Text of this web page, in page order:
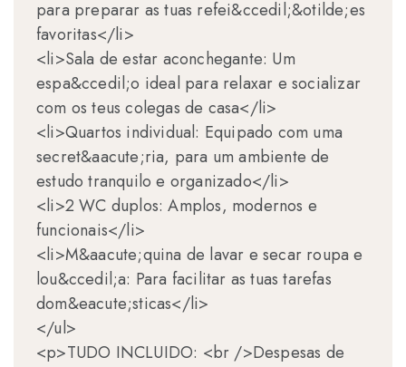
para preparar as tuas refei&ccedil;&otilde;es
favoritas</li>
<li>Sala de estar aconchegante: Um
espa&ccedil;o ideal para relaxar e socializar
com os teus colegas de casa</li>
<li>Quartos individual: Equipado com uma
secret&aacute;ria, para um ambiente de
estudo tranquilo e organizado</li>
<li>2 WC duplos: Amplos, modernos e
funcionais</li>
<li>M&aacute;quina de lavar e secar roupa e
lou&ccedil;a: Para facilitar as tuas tarefas
dom&eacute;sticas</li>
</ul>
<p>TUDO INCLUIDO: <br />Despesas de